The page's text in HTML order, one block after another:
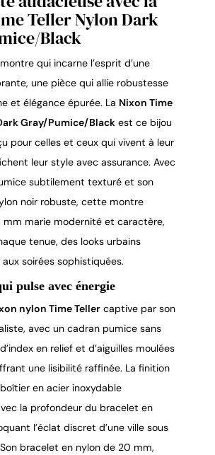
Teller Nylon Dark
Black
qui incarne l’esprit d’une
une pièce qui allie robustesse
et élégance épurée. La Nixon Time
Gray/Pumice/Black est ce bijou
pour celles et ceux qui vivent à leur
leur style avec assurance. Avec
subtilement texturé et son
noir robuste, cette montre
mm marie modernité et caractère,
tenue, des looks urbains
soirées sophistiquées.
pulse avec énergie
nylon Time Teller captive par son
avec un cadran pumice sans
en relief et d’aiguilles moulées
une lisibilité raffinée. La finition
en acier inoxydable
la profondeur du bracelet en
l’éclat discret d’une ville sous
bracelet en nylon de 20 mm,